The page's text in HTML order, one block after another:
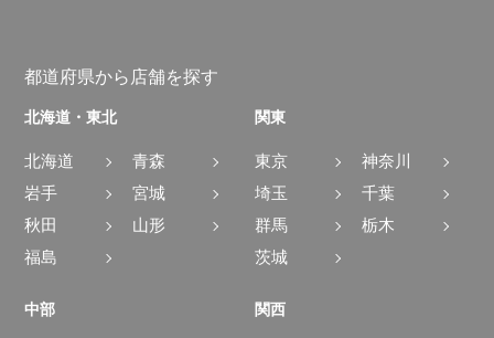
都道府県から店舗を探す
北海道・東北
北海道
青森
岩手
宮城
秋田
山形
福島
関東
東京
神奈川
埼玉
千葉
群馬
栃木
茨城
中部 関西